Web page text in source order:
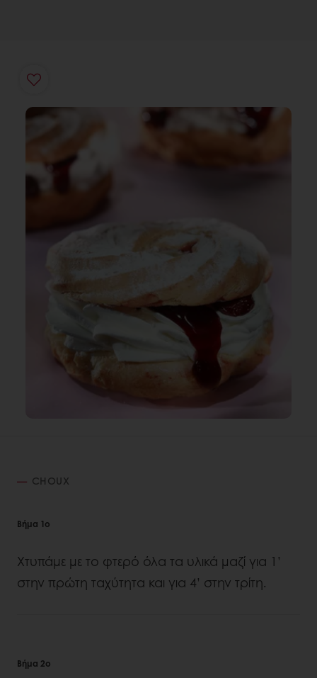
CHOUX
Βήμα 1ο
Χτυπάμε με το φτερό όλα τα υλικά μαζί για 1’
στην πρώτη ταχύτητα και για 4’ στην τρίτη.
Βήμα 2ο